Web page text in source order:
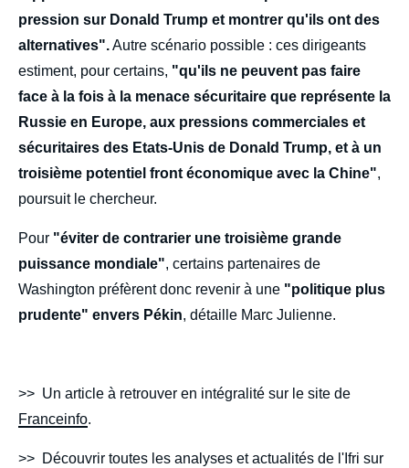
pression sur Donald Trump et montrer qu'ils ont des
alternatives".Autre scénario possible : ces dirigeants
estiment, pour certains, "qu'ils ne peuvent pas faire
face à la fois à la menace sécuritaire que représente la
Russie en Europe, aux pressions commerciales et
sécuritaires des Etats-Unis de Donald Trump, et à un
troisième potentiel front économique avec la Chine",
poursuit le chercheur.
Pour "éviter de contrarier une troisième grande
puissance mondiale", certains partenaires de
Washington préfèrent donc revenir à une "politique plus
prudente" envers Pékin, détaille Marc Julienne.
>> Un article à retrouver en intégralité sur le site de
Franceinfo.
>> Découvrir toutes les analyses et actualités de l'Ifri sur